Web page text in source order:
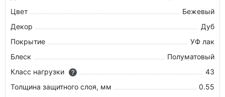
Цвет
Бежевый
Декор
Дуб
Покрытие
УФ лак
Блеск
Полуматовый
Класс нагрузки
?
43
Толщина защитного слоя, мм
0.55